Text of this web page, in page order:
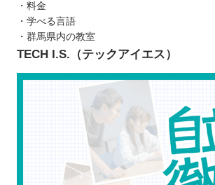
プログラミングスクールを比較する
料金形態はどのようになって
学習に要する期間はどのくら
どのような授業形式か
カリキュラムの内容はどの
口コミや評判はどうか
プログラミングスクールに通う5つ
仕事で必要なスキルを身に
仲間と学ぶことでモチベーシ
・料金
・学べる言語
・群馬県内の教室
TECH I.S.（テックアイエス）